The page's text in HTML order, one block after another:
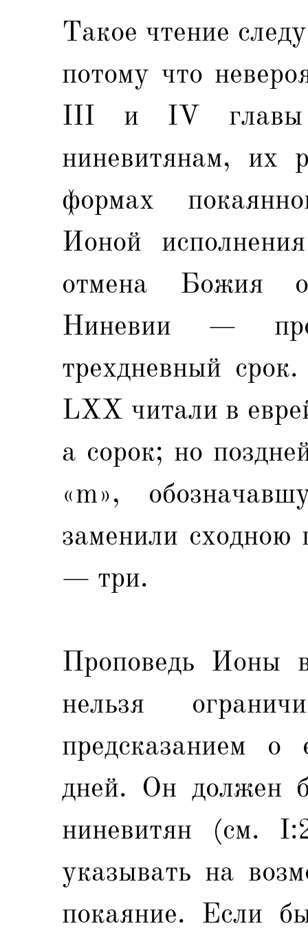
Такое чтение
потому что
III и IV главы
ниневитянам, их
формах
Ионой
отмена Божия
Ниневии —
трехдневный
LXX читали в
а сорок; но
«m»,
заменили сходною
— три.
Проповедь Ионы
нельзя
предсказанием о
дней. Он должен
ниневитян (см.
указывать на
покаяние. Если